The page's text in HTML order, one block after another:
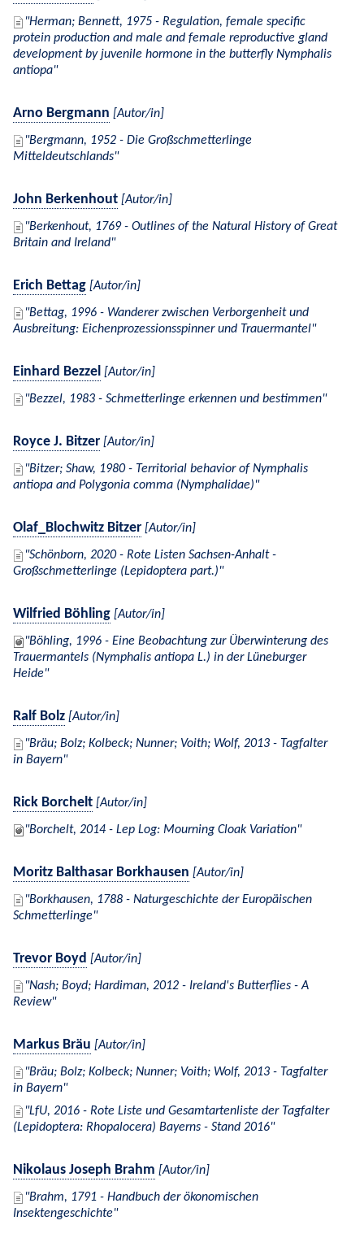
Herman; Bennett, 1975 - Regulation, female specific
protein production and male and female reproductive gland
development by juvenile hormone in the butterfly Nymphalis
antiopa
Arno Bergmann [Autor/in]
Bergmann, 1952 - Die Großschmetterlinge
Mitteldeutschlands
John Berkenhout [Autor/in]
Berkenhout, 1769 - Outlines of the Natural History of Great
Britain and Ireland
Erich Bettag [Autor/in]
Bettag, 1996 - Wanderer zwischen Verborgenheit und
Ausbreitung: Eichenprozessionsspinner und Trauermantel
Einhard Bezzel [Autor/in]
Bezzel, 1983 - Schmetterlinge erkennen und bestimmen
Royce J. Bitzer [Autor/in]
Bitzer; Shaw, 1980 - Territorial behavior of Nymphalis
antiopa and Polygonia comma (Nymphalidae)
Olaf_Blochwitz Bitzer [Autor/in]
Schönborn, 2020 - Rote Listen Sachsen-Anhalt -
Großschmetterlinge (Lepidoptera part.)
Wilfried Böhling [Autor/in]
Böhling, 1996 - Eine Beobachtung zur Überwinterung des
Trauermantels (Nymphalis antiopa L.) in der Lüneburger
Heide
Ralf Bolz [Autor/in]
Bräu; Bolz; Kolbeck; Nunner; Voith; Wolf, 2013 - Tagfalter
in Bayern
Rick Borchelt [Autor/in]
Borchelt, 2014 - Lep Log: Mourning Cloak Variation
Moritz Balthasar Borkhausen [Autor/in]
Borkhausen, 1788 - Naturgeschichte der Europäischen
Schmetterlinge
Trevor Boyd [Autor/in]
Nash; Boyd; Hardiman, 2012 - Ireland's Butterflies - A
Review
Markus Bräu [Autor/in]
Bräu; Bolz; Kolbeck; Nunner; Voith; Wolf, 2013 - Tagfalter
in Bayern
LfU, 2016 - Rote Liste und Gesamtartenliste der Tagfalter
(Lepidoptera: Rhopalocera) Bayerns - Stand 2016
Nikolaus Joseph Brahm [Autor/in]
Brahm, 1791 - Handbuch der ökonomischen
Insektengeschichte